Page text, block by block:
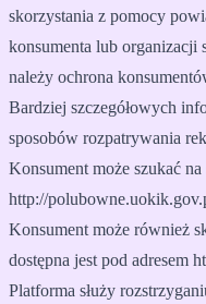
skorzystania z pomocy
konsumenta lub organizacji
należy ochrona
Bardziej szczegółowych
sposobów rozpatrywania
Konsument może szukać
http://
Konsument może również
dostępna jest pod adresem
Platforma służy